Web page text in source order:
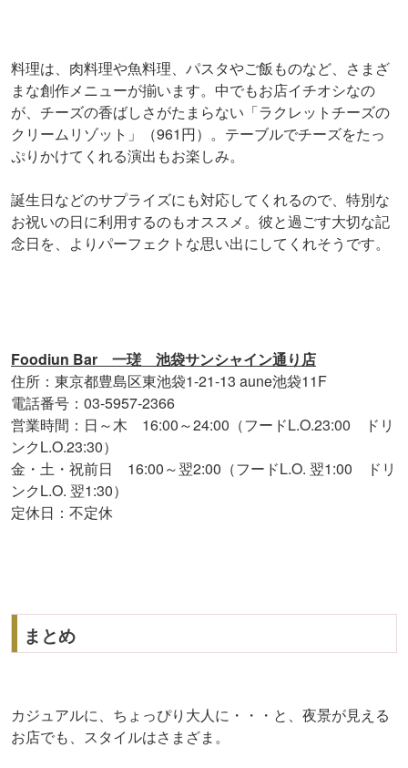
料理は、肉料理や魚料理、パスタやご飯ものなど、さまざ
まな創作メニューが揃います。中でもお店イチオシなの
が、チーズの香ばしさがたまらない「ラクレットチーズの
クリームリゾット」（961円）。テーブルでチーズをたっ
ぷりかけてくれる演出もお楽しみ。
誕生日などのサプライズにも対応してくれるので、特別な
お祝いの日に利用するのもオススメ。彼と過ごす大切な記
念日を、よりパーフェクトな思い出にしてくれそうです。
Foodiun Bar 一瑳 池袋サンシャイン通り店
住所：東京都豊島区東池袋1-21-13 aune池袋11F
電話番号：03-5957-2366
営業時間：日～木 16:00～24:00（フードL.O.23:00 ドリ
ンクL.O.23:30）
金・土・祝前日 16:00～翌2:00（フードL.O. 翌1:00 ドリ
ンクL.O. 翌1:30）
定休日：不定休
まとめ
カジュアルに、ちょっぴり大人に・・・と、夜景が見える
お店でも、スタイルはさまざま。